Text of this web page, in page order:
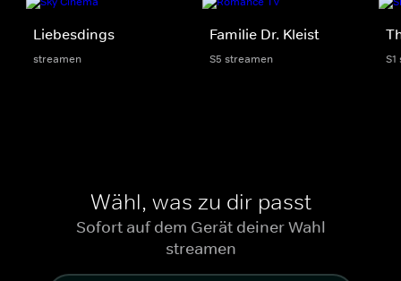
Liebesdings
streamen
Familie Dr. Kleist
S5 streamen
Wähl, was zu dir passt
Sofort auf dem Gerät deiner Wahl
streamen